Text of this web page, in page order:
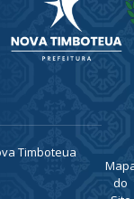
Nova Timboteua
do